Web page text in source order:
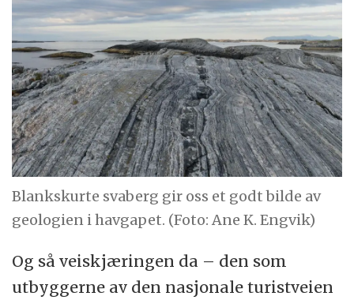
Blankskurte svaberg gir oss et godt bilde av
geologien i havgapet. (Foto: Ane K. Engvik)
Og så veiskjæringen da – den som
utbyggerne av den nasjonale turistveien